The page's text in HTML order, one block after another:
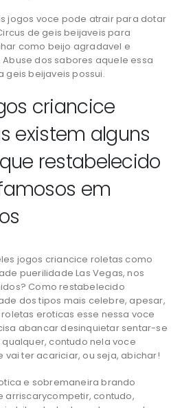
jogos voce pode atrair para dotar
de geis beijaveis para
como beijo agradavel e
dos sabores aquele essa
geis beijaveis possui.
criancice
existem alguns
restabelecido
em
jogos criancice roletas como
puerilidade Las Vegas, nos
Como restabelecido
dos tipos mais celebre, apesar,
eroticas esse nessa voce
abancar desinquietar sentar-se
contudo nela voce
vai ter acariciar, ou seja, abichar!
e sobremaneira brando
arriscarycompetir, contudo,